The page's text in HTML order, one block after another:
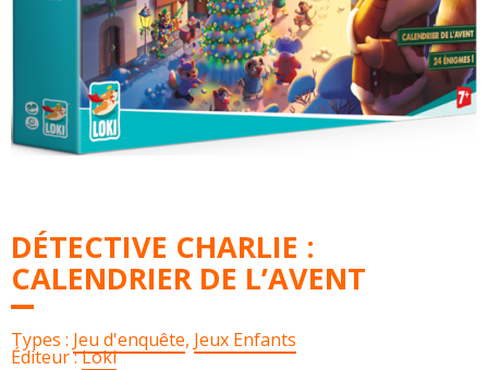
DÉTECTIVE CHARLIE :
CALENDRIER DE L’AVENT
Types : Jeu d'enquête, Jeux Enfants
Éditeur :Loki